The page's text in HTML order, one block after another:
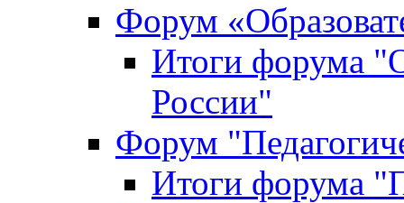
Форум
Итоги форума
России"
Форум
Итоги форума